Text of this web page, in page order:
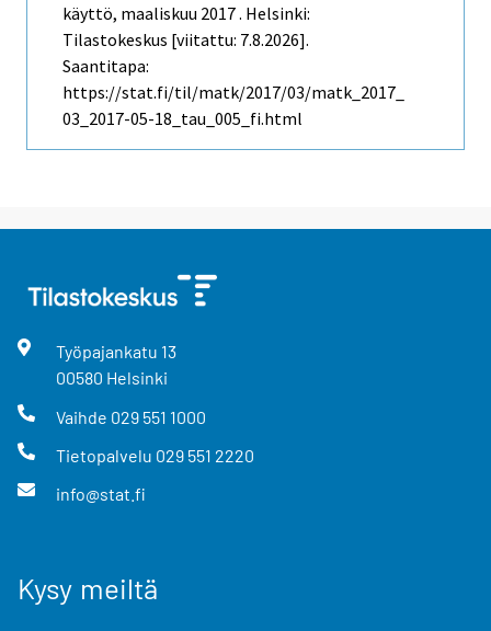
käyttö, maaliskuu 2017 . Helsinki:
Tilastokeskus [viitattu: 7.8.2026].
Saantitapa:
https://stat.fi/til/matk/2017/03/matk_2017_
03_2017-05-18_tau_005_fi.html
Työpajankatu 13
00580 Helsinki
Vaihde 029 551 1000
Tietopalvelu 029 551 2220
info@stat.fi
Kysy meiltä